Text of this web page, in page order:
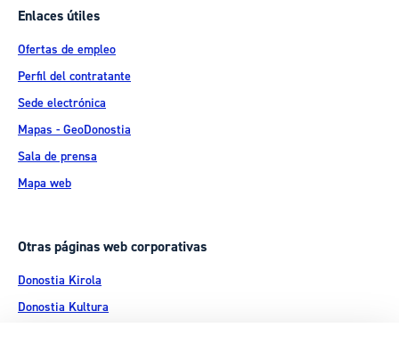
Enlaces útiles
Ofertas de empleo
Perfil del contratante
Sede electrónica
Mapas - GeoDonostia
Sala de prensa
Mapa web
Otras páginas web corporativas
Donostia Kirola
Donostia Kultura